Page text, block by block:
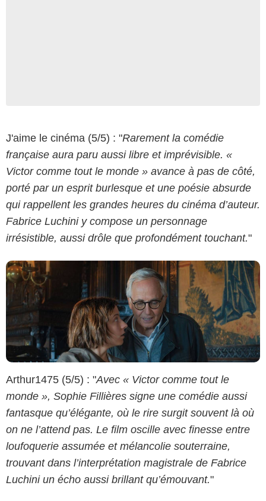
J'aime le cinéma (5/5) : "Rarement la comédie
française aura paru aussi libre et imprévisible. «
Victor comme tout le monde » avance à pas de côté,
porté par un esprit burlesque et une poésie absurde
qui rappellent les grandes heures du cinéma d’auteur.
Fabrice Luchini y compose un personnage
irrésistible, aussi drôle que profondément touchant."
Arthur1475 (5/5) : "Avec « Victor comme tout le
monde », Sophie Fillières signe une comédie aussi
fantasque qu’élégante, où le rire surgit souvent là où
on ne l’attend pas. Le film oscille avec finesse entre
loufoquerie assumée et mélancolie souterraine,
trouvant dans l’interprétation magistrale de Fabrice
Luchini un écho aussi brillant qu’émouvant."